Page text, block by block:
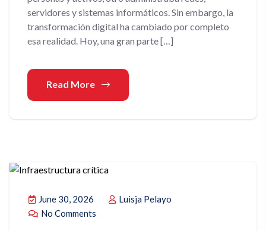
servidores y sistemas informáticos. Sin embargo, la
transformación digital ha cambiado por completo
esa realidad. Hoy, una gran parte […]
Read More
June 30, 2026
Luisja Pelayo
No Comments